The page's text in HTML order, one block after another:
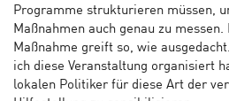
Programme strukturieren müssen,
Maßnahmen auch genau zu messen.
Maßnahme greift so, wie
ich diese Veranstaltung organisiert
lokalen Politiker für diese Art der